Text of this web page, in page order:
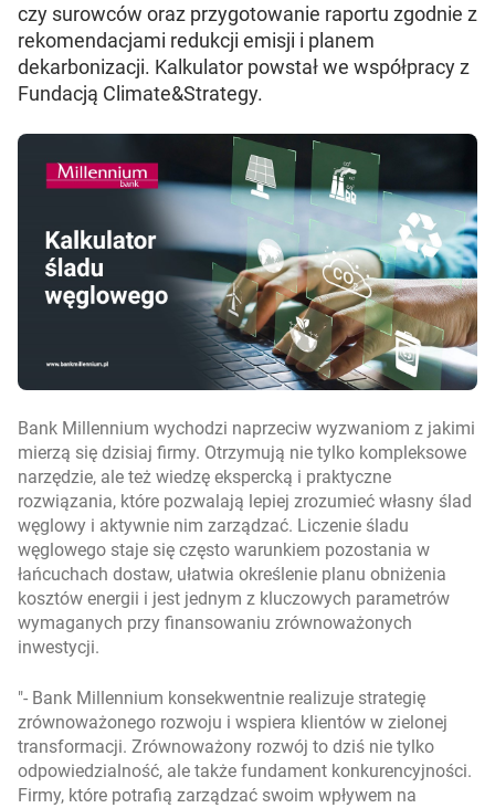
czy surowców oraz przygotowanie raportu zgodnie z
rekomendacjami redukcji emisji i planem
dekarbonizacji. Kalkulator powstał we współpracy z
Fundacją Climate&Strategy.
Bank Millennium wychodzi naprzeciw wyzwaniom z jakimi
mierzą się dzisiaj firmy. Otrzymują nie tylko kompleksowe
narzędzie, ale też wiedzę ekspercką i praktyczne
rozwiązania, które pozwalają lepiej zrozumieć własny ślad
węglowy i aktywnie nim zarządzać. Liczenie śladu
węglowego staje się często warunkiem pozostania w
łańcuchach dostaw, ułatwia określenie planu obniżenia
kosztów energii i jest jednym z kluczowych parametrów
wymaganych przy finansowaniu zrównoważonych
inwestycji.
- Bank Millennium konsekwentnie realizuje strategię
zrównoważonego rozwoju i wspiera klientów w zielonej
transformacji. Zrównoważony rozwój to dziś nie tylko
odpowiedzialność, ale także fundament konkurencyjności.
Firmy, które potrafią zarządzać swoim wpływem na